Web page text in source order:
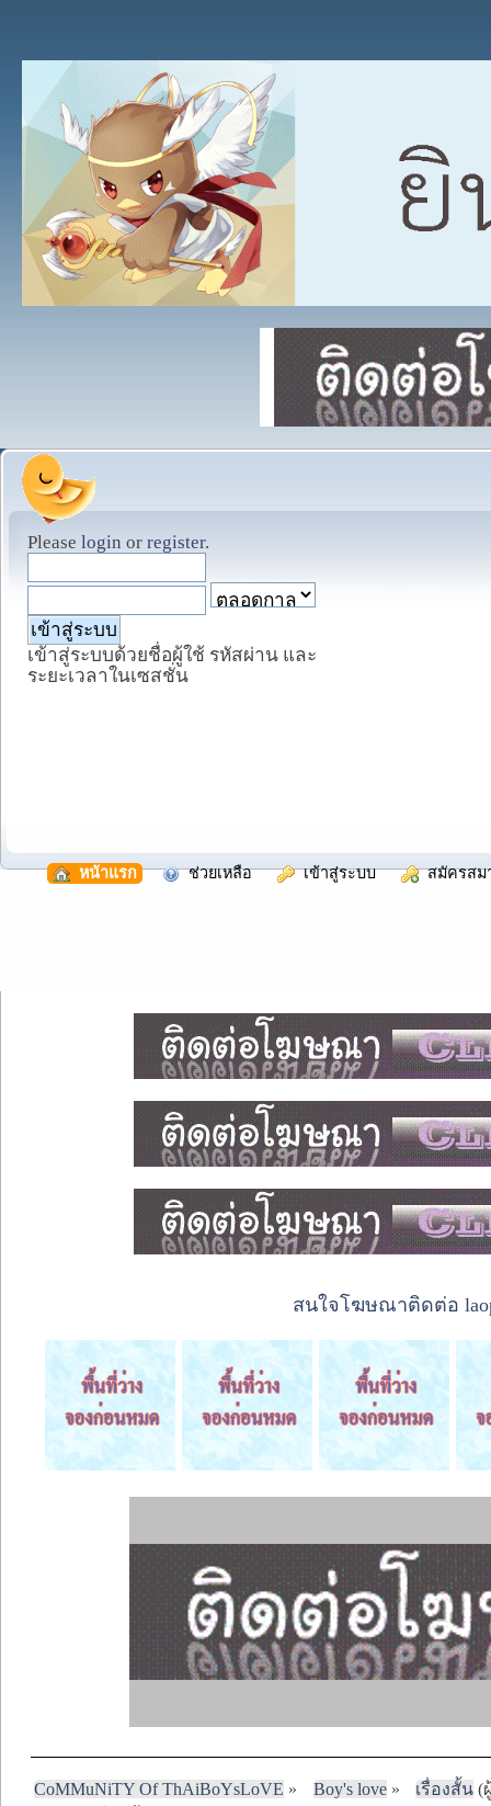
Please login or register.
เข้าสู่ระบบด้วยชื่อผู้ใช้ รหัสผ่าน และ
ระยะเวลาในเซสชั่น
หน้าแรก ช่วยเหลือ เข้าสู่ระบบ สมัครสม
สนใจโฆษณาติดต่อ
CoMMuNiTY Of ThAiBoYsLoVE » Boy's love» เรื่องสั้น(